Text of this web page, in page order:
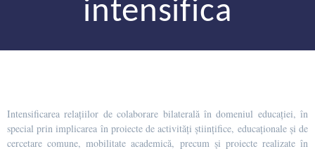
intensifica
Intensificarea relațiilor de colaborare bilaterală în domeniul educației, în
special prin implicarea în proiecte de activități științifice, educaționale și de
cercetare comune, mobilitate academică, precum și proiecte realizate în